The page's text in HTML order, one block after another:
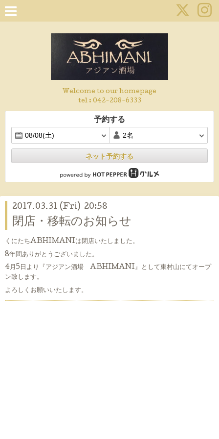
Welcome to our homepage
tel : 042-208-6333
予約する
ネット予約する
2017.03.31 (Fri) 20:58
閉店・移転のお知らせ
くにたちABHIMANIは閉店いたしました。
8年間ありがとうございました。
4月5日より『アジアン酒場 ABHIMANI』として東村山にてオープ
ン致します。
よろしくお願いいたします。